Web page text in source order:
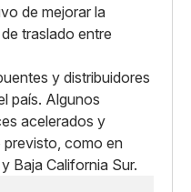
de mejorar la
traslado entre
y distribuidores
país. Algunos
acelerados y
como en
Baja California Sur.